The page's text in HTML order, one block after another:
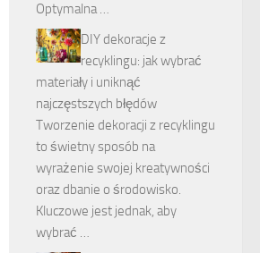
Optymalna …
DIY dekoracje z
recyklingu: jak wybrać
materiały i uniknąć
najczęstszych błędów
Tworzenie dekoracji z recyklingu
to świetny sposób na
wyrażenie swojej kreatywności
oraz dbanie o środowisko.
Kluczowe jest jednak, aby
wybrać …